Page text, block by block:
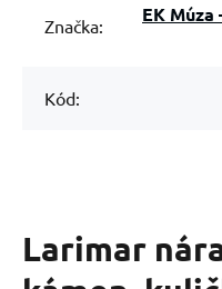
Značka:
EK Múza –
Kód:
Larimar